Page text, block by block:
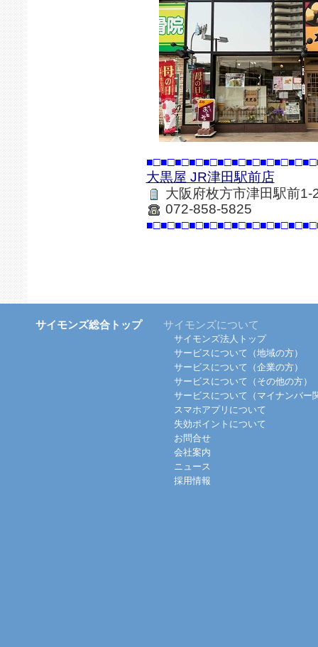
大黒屋 JR津田駅前店
大阪府枚方市津田駅前
072-858-5825
サイモンズ総合トップ サイモンズについて
サイモンズ法人トップ
サービスについて（地域の方）
サービスについて（企業の方）
サービスについて（その他の方）
サービスについて（マイナンバー
スマホアプリについて
失効ポイントについて
お問合せ
会社案内
ニュース
採用情報